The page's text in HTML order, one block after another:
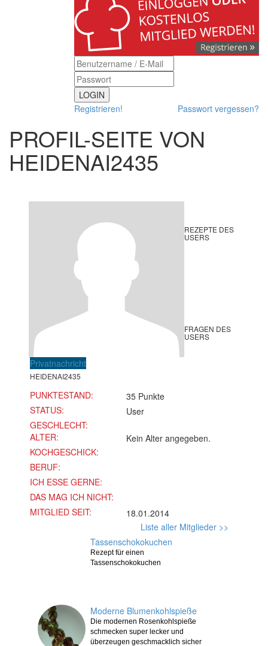
LOGIN
Registrieren!
Passwort vergessen?
PROFIL-SEITE VON
HEIDENAI2435
Privatnachricht
HEIDENAI2435
PUNKTESTAND:
35 Punkte
STATUS:
User
GESCHLECHT:
ALTER:
Kein Alter angegeben.
KOCHGESCHICK:
BERUF:
ICH ESSE GERNE:
DAS MAG ICH NICHT:
MITGLIED SEIT:
18.01.2014
Liste aller Mitglieder >>
REZEPTE DES
USERS
Tassenschokokuchen
Rezept für einen
Tassenschokokuchen
Moderne Blumenkohlspieße
Die modernen Rosenkohlspieße
schmecken super lecker und
überzeugen geschmacklich sicher
FRAGEN DES
USERS